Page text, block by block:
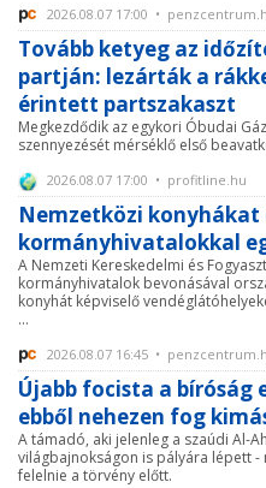
2026.08.07 17:00 •
Tovább ketyeg az
partján: lezárták a
érintett partszakaszt
Megkezdődik az egykori Óbudai
szennyezését mérséklő első
2026.08.07 17:00 • profitline.hu
Nemzetközi konyhákat
kormányhivatalokkal
A Nemzeti Kereskedelmi és
kormányhivatalok bevonásával
konyhát képviselő
...
2026.08.07 16:45 •
Újabb focista a bíróság
ebből nehezen fog
A támadó, aki jelenleg a szaúdi Al-
világbajnokságon is pályára lépett
felelnie a törvény előtt.